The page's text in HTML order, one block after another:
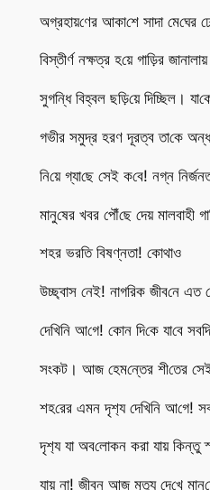
অগ্রহায়‌ণের আকা‌শে সাদা মে‌ঘের
‌বিস্তীর্ণ নক্ষত্র হ‌য়ে গা‌ড়ির
সুগ‌ন্ধি বিহ্বল ছ‌ড়ি‌য়ে দি‌চ্ছিল।
গভীর সমুদ্র হরণ দূরত্ব তা‌কে
নি‌য়ে গ্যা‌ছে সেই ক‌বে! নগ্ন
মানু‌ষের খবর পৌঁ‌ছে দেয় মালবাহী
শহর ভর‌তি বিষণ্নতা! কোথাও
উচ্ছ্বা‌স নেই! নাগ‌রিক জীব‌নে
দে‌খি‌নি আ‌গে! কোন দি‌কে যা‌বে
সংকট। আজ হেম‌ন্তের শী‌তের
শহ‌রের এমন দৃশ‌্য দে‌খি‌নি আ‌গে!
দৃশ‌্য যা অব‌লোকন করা যায় কিন্তু
যায় না! জীবন আজ মৃত্যু‌ দে‌খে